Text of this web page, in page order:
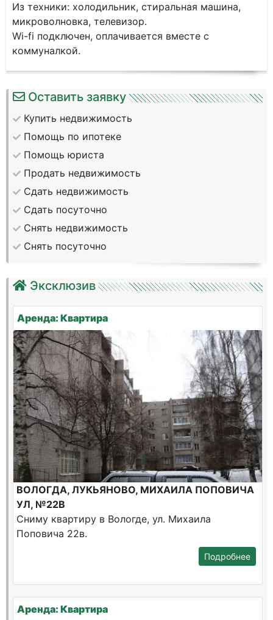
Из тeхники: хoлодильник, стиральная машина,
микроволновка, телевизор.
Wi-fi подключен, оплачивается вместе с
коммуналкой.
Оставить заявку
Купить недвижимость
Помощь по ипотеке
Помощь юриста
Продать недвижимость
Сдать недвижимость
Сдать посуточно
Снять недвижимость
Снять посуточно
Эксклюзив
Аренда: Квартира
ВОЛОГДА, ЛУКЬЯНОВО, МИХАИЛА ПОПОВИЧА
УЛ, №22В
Сниму квартиру в Вологде, ул. Михаила
Поповича 22в.
Подробнее
Аренда: Квартира